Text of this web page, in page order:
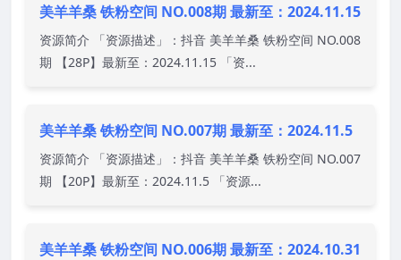
美羊羊桑 铁粉空间 NO.008期 最新至：2024.11.15
资源简介 「资源描述」：抖音 美羊羊桑 铁粉空间 NO.008
期 【28P】最新至：2024.11.15 「资...
美羊羊桑 铁粉空间 NO.007期 最新至：2024.11.5
资源简介 「资源描述」：抖音 美羊羊桑 铁粉空间 NO.007
期 【20P】最新至：2024.11.5 「资源...
美羊羊桑 铁粉空间 NO.006期 最新至：2024.10.31